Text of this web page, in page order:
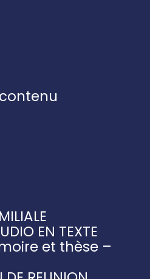
EN TEXTE
et thèse –